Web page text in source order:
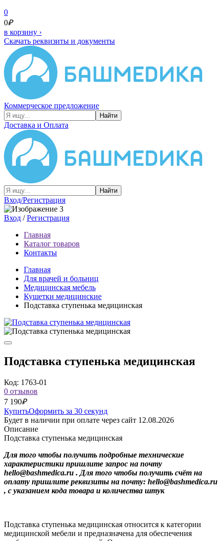
0
0₽
в корзину ›
Скачать реквизиты и документы
Коммерческое предложение
Найти
Доставка и Оплата
Найти
Вход/Регистрация
Вход /Регистрация
Главная
Каталог товаров
Контакты
Главная
Для врачей и больниц
Медицинская мебель
Кушетки медицинские
Подставка ступенька медицинская
Подставка ступенька медицинская
Код: 1763-01
0 отзывов
7 190₽
КупитьОформить за 30 секунд
Будет в наличии при оплате через сайт 12.08.2026
Описание
Подставка ступенька медицинская
Для того чтобы получить подробные технические
характеристики пришлите запрос на почту
hello@bashmedica.ru . Для того чтобы получить счёт на
оплату пришлите реквизиты на почту: hello@bashmedica.ru
, с указанием кода товара и количества штук
Подставка ступенька медицинская относится к категории
медицинской мебели и предназначена для обеспечения